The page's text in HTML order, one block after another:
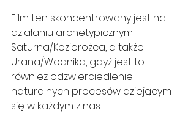
Film ten skoncentrowany jest na
działaniu archetypicznym
Saturna/Koziorożca, a także
Urana/Wodnika, gdyż jest to
również odzwierciedlenie
naturalnych procesów dziejącym
się w każdym z nas.